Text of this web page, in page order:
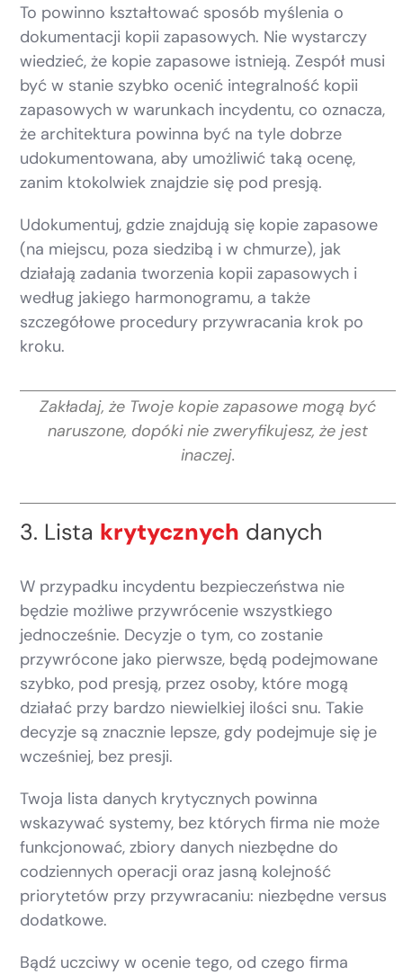
To powinno kształtować sposób myślenia o
dokumentacji kopii zapasowych. Nie wystarczy
wiedzieć, że kopie zapasowe istnieją. Zespół musi
być w stanie szybko ocenić integralność kopii
zapasowych w warunkach incydentu, co oznacza,
że architektura powinna być na tyle dobrze
udokumentowana, aby umożliwić taką ocenę,
zanim ktokolwiek znajdzie się pod presją.
Udokumentuj, gdzie znajdują się kopie zapasowe
(na miejscu, poza siedzibą i w chmurze), jak
działają zadania tworzenia kopii zapasowych i
według jakiego harmonogramu, a także
szczegółowe procedury przywracania krok po
kroku.
Zakładaj, że Twoje kopie zapasowe mogą być
naruszone, dopóki nie zweryfikujesz, że jest
inaczej.
3. Lista krytycznych danych
W przypadku incydentu bezpieczeństwa nie
będzie możliwe przywrócenie wszystkiego
jednocześnie. Decyzje o tym, co zostanie
przywrócone jako pierwsze, będą podejmowane
szybko, pod presją, przez osoby, które mogą
działać przy bardzo niewielkiej ilości snu. Takie
decyzje są znacznie lepsze, gdy podejmuje się je
wcześniej, bez presji.
Twoja lista danych krytycznych powinna
wskazywać systemy, bez których firma nie może
funkcjonować, zbiory danych niezbędne do
codziennych operacji oraz jasną kolejność
priorytetów przy przywracaniu: niezbędne versus
dodatkowe.
Bądź uczciwy w ocenie tego, od czego firma